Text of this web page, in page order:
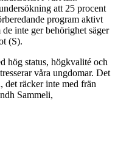
att 25 procent
program aktivt
inte ger behörighet säger
(S).
hög status, högkvalité och
våra ungdomar. Det
räcker inte med frän
Sammeli,